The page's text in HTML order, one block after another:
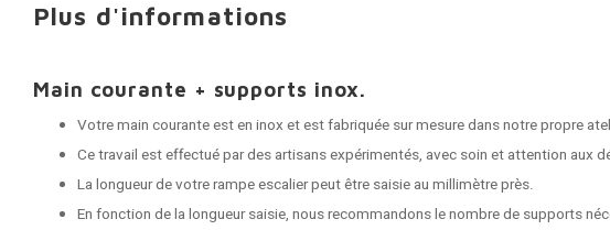
Plus d'informations
Main courante + supports inox.
Votre main courante est en inox et est fabriquée sur mesure dans notre propre
Ce travail est effectué par des artisans expérimentés, avec soin et attention aux
La longueur de votre rampe escalier peut être saisie au millimètre près.
En fonction de la longueur saisie, nous recommandons le nombre de supports